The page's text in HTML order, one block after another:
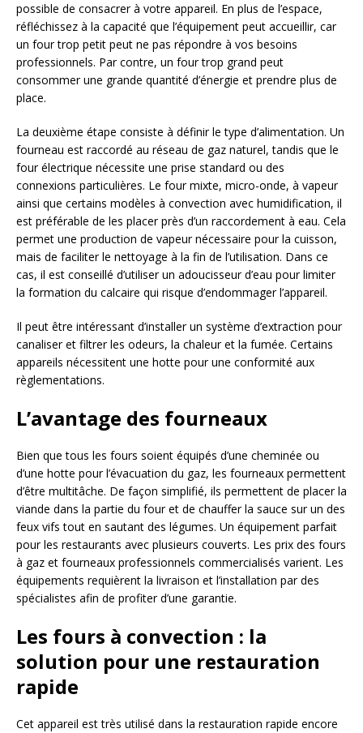
possible de consacrer à votre appareil. En plus de l’espace,
réfléchissez à la capacité que l’équipement peut accueillir, car
un four trop petit peut ne pas répondre à vos besoins
professionnels. Par contre, un four trop grand peut
consommer une grande quantité d’énergie et prendre plus de
place.
La deuxième étape consiste à définir le type d’alimentation. Un
fourneau est raccordé au réseau de gaz naturel, tandis que le
four électrique nécessite une prise standard ou des
connexions particulières. Le four mixte, micro-onde, à vapeur
ainsi que certains modèles à convection avec humidification, il
est préférable de les placer près d’un raccordement à eau. Cela
permet une production de vapeur nécessaire pour la cuisson,
mais de faciliter le nettoyage à la fin de l’utilisation. Dans ce
cas, il est conseillé d’utiliser un adoucisseur d’eau pour limiter
la formation du calcaire qui risque d’endommager l’appareil.
Il peut être intéressant d’installer un système d’extraction pour
canaliser et filtrer les odeurs, la chaleur et la fumée. Certains
appareils nécessitent une hotte pour une conformité aux
règlementations.
L’avantage des fourneaux
Bien que tous les fours soient équipés d’une cheminée ou
d’une hotte pour l’évacuation du gaz, les fourneaux permettent
d’être multitâche. De façon simplifié, ils permettent de placer la
viande dans la partie du four et de chauffer la sauce sur un des
feux vifs tout en sautant des légumes. Un équipement parfait
pour les restaurants avec plusieurs couverts. Les prix des fours
à gaz et fourneaux professionnels commercialisés varient. Les
équipements requièrent la livraison et l’installation par des
spécialistes afin de profiter d’une garantie.
Les fours à convection : la
solution pour une restauration
rapide
Cet appareil est très utilisé dans la restauration rapide encore